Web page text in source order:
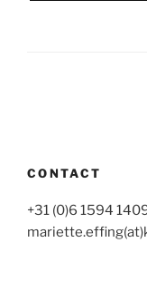
CONTACT
+31 (0)6 1594